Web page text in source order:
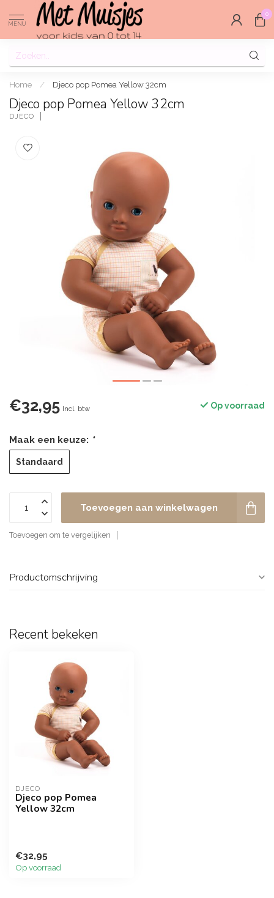
MENU
0
Home / Djeco pop Pomea Yellow 32cm
Djeco pop Pomea Yellow 32cm
DJECO
€32,95 Incl. btw Op voorraad
Maak een keuze: *
Standaard
Toevoegen aan winkelwagen
Toevoegen om te vergelijken
Productomschrijving
Recent bekeken
DJECO
Djeco pop Pomea
Yellow 32cm
€32,95
Op voorraad